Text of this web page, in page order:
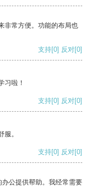
非常方便。功能的布局也
支持[0] 反对[0]
习啦！
支持[0] 反对[0]
。
支持[0] 反对[0]
公提供帮助。我经常需要